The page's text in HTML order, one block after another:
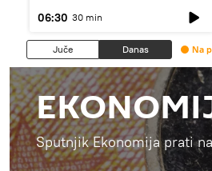
06:30 30 min
Juče Danas Na
Sputnjik Ekonomija prati